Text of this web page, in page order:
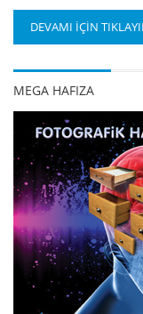
DEVAMI İÇİN
MEGA HAFIZA